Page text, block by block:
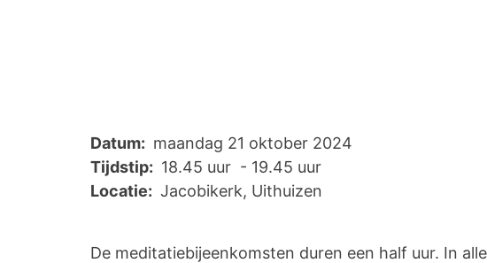
Datum: maandag 21 oktober 2024
Tijdstip: 18.45 uur - 19.45 uur
Locatie: Jacobikerk, Uithuizen
De meditatiebijeenkomsten duren een half uur. In